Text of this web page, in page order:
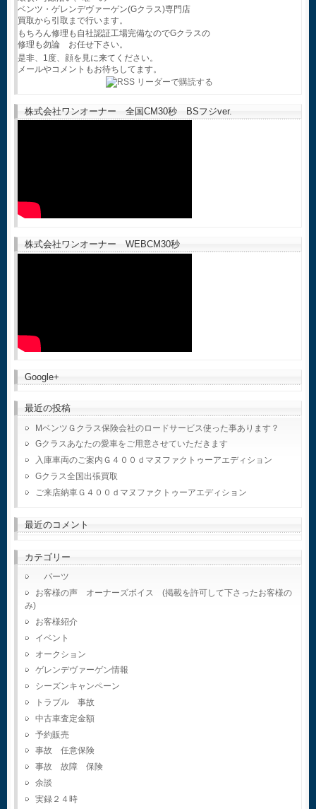
ベンツ・ゲレンデヴァーゲン(Gクラス)専門店
買取から引取まで行います。
もちろん修理も自社認証工場完備なのでGクラスの
修理も勿論 お任せ下さい。
是非、1度、顔を見に来てください。
メールやコメントもお待ちしてます。
株式会社ワンオーナー 全国CM30秒 BSフジver.
株式会社ワンオーナー WEBCM30秒
Google+
最近の投稿
MベンツＧクラス保険会社のロードサービス使った事あります？
Gクラスあなたの愛車をご用意させていただきます
入庫車両のご案内Ｇ４００ｄマヌファクトゥーアエディション
Gクラス全国出張買取
ご来店納車Ｇ４００ｄマヌファクトゥーアエディション
最近のコメント
カテゴリー
パーツ
お客様の声 オーナーズボイス (掲載を許可して下さったお客様の
み)
お客様紹介
イベント
オークション
ゲレンデヴァーゲン情報
シーズンキャンペーン
トラブル 事故
中古車査定金額
予約販売
事故 任意保険
事故 故障 保険
余談
実録２４時